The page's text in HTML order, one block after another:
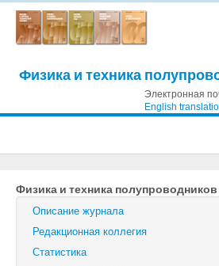
Физика и техника
Электронная
English
Журнал технической физики
Письма в Журнал технической
Физика твердого тела
Физика и техника полупроводников
Описание журнала
Редакционная коллегия
Статистика